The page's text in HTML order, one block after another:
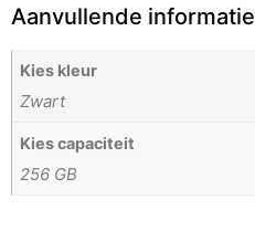
Aanvullende informatie
Kies kleur
Zwart
Kies capaciteit
256 GB